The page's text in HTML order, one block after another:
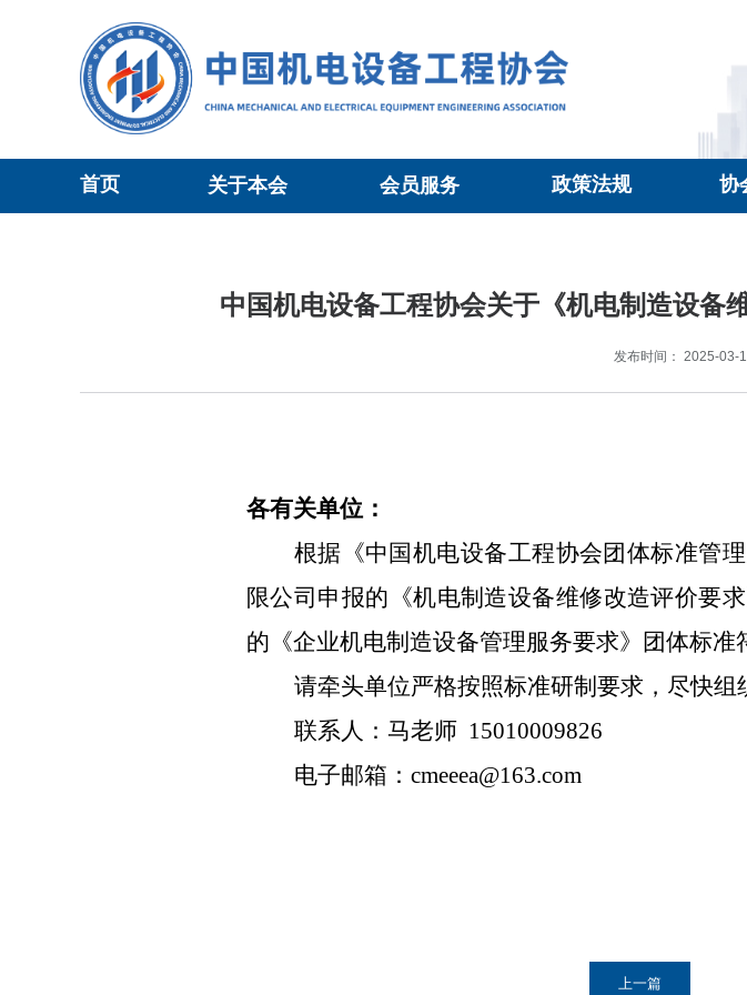
首页 关于本会 会员服务 政策法规 协
中国机电设备工程协会关于《机电制造设备
发布时间： 2025-03-
各有关单位：
根据《中国机电设备工程协会团体标准管
限公司申报的 《机电制造设备维修改造评价要
的 《企业机电制造设备管理服务要求》团体标准
请牵头单位严格按照标准研制要求，尽快组
联系人： 马老师 15010009826
电子邮箱： cmeeea@163.com
上一篇